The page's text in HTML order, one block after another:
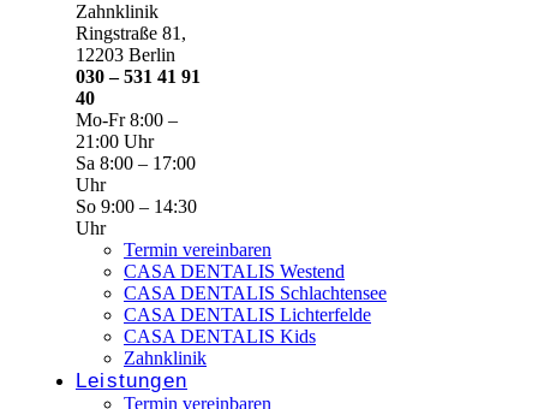
Zahnklinik
Ringstraße 81,
12203 Berlin
030 – 531 41 91
40
Mo-Fr 8:00 –
21:00 Uhr
Sa 8:00 – 17:00
Uhr
So 9:00 – 14:30
Uhr
Termin vereinbaren
CASA DENTALIS Westend
CASA DENTALIS Schlachtensee
CASA DENTALIS Lichterfelde
CASA DENTALIS Kids
Zahnklinik
Leistungen
Termin vereinbaren